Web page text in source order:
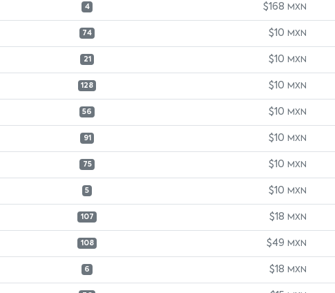
4 $168 MXN
74 $10 MXN
21 $10 MXN
128 $10 MXN
56 $10 MXN
91 $10 MXN
75 $10 MXN
5 $10 MXN
107 $18 MXN
108 $49 MXN
6 $18 MXN